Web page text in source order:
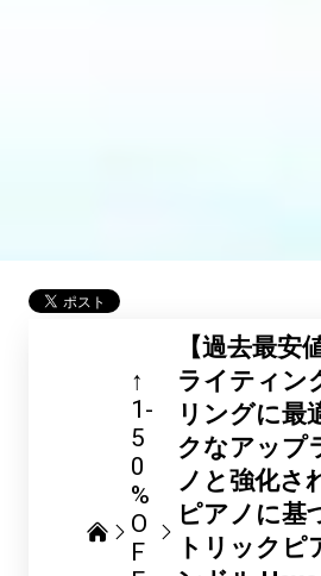
↑
1-
5
0
%
O
F
【過去最安
ライティン
リングに最
クなアップ
ノと強化さ
ピアノに基
トリックピ